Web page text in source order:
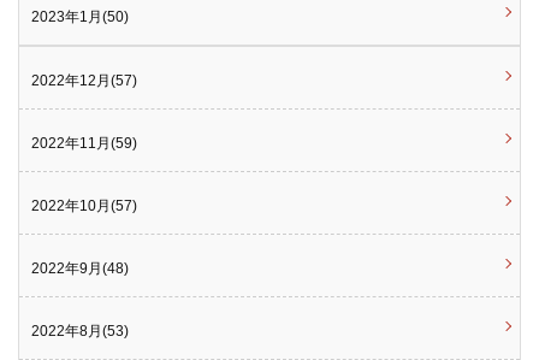
2023年1月(50)
2022年12月(57)
2022年11月(59)
2022年10月(57)
2022年9月(48)
2022年8月(53)